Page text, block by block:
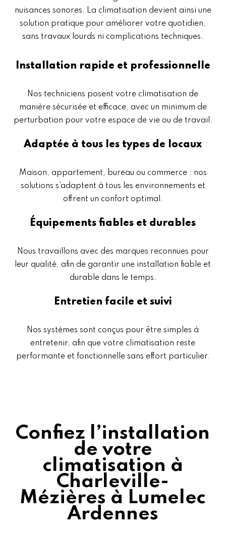
nuisances sonores. La climatisation devient ainsi une
solution pratique pour améliorer votre quotidien,
sans travaux lourds ni complications techniques.
Installation rapide et professionnelle
Nos techniciens posent votre climatisation de
manière sécurisée et efficace, avec un minimum de
perturbation pour votre espace de vie ou de travail.
Adaptée à tous les types de locaux
Maison, appartement, bureau ou commerce : nos
solutions s’adaptent à tous les environnements et
offrent un confort optimal.
Équipements fiables et durables
Nous travaillons avec des marques reconnues pour
leur qualité, afin de garantir une installation fiable et
durable dans le temps.
Entretien facile et suivi
Nos systèmes sont conçus pour être simples à
entretenir, afin que votre climatisation reste
performante et fonctionnelle sans effort particulier.
Confiez l’installation
de votre
climatisation à
Charleville-
Mézières à Lumelec
Ardennes